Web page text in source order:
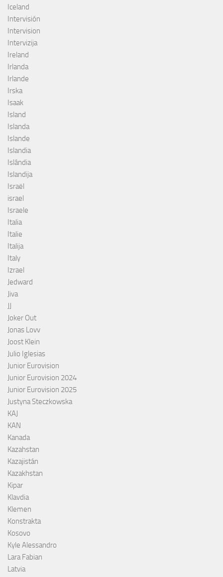
Iceland
Intervisión
Intervision
Intervizija
Ireland
Irlanda
Irlande
Irska
Isaak
Island
Islanda
Islande
Islandia
Islândia
Islandija
Israël
israel
Israele
Italia
Italie
Italija
Italy
Izrael
Jedward
Jiva
JJ
Joker Out
Jonas Lovv
Joost Klein
Julio Iglesias
Junior Eurovision
Junior Eurovision 2024
Junior Eurovision 2025
Justyna Steczkowska
KAJ
KAN
Kanada
Kazahstan
Kazajistán
Kazakhstan
Kipar
Klavdia
Klemen
Konstrakta
Kosovo
Kyle Alessandro
Lara Fabian
Latvia